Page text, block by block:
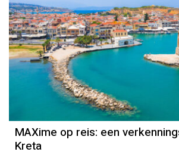
MAXime op reis: een
Kreta